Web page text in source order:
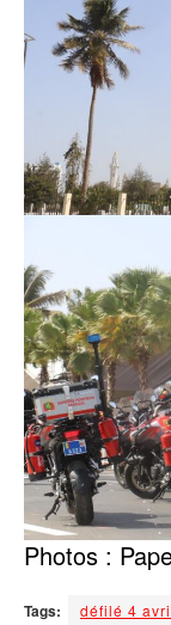
Photos :
Tags: défilé 4